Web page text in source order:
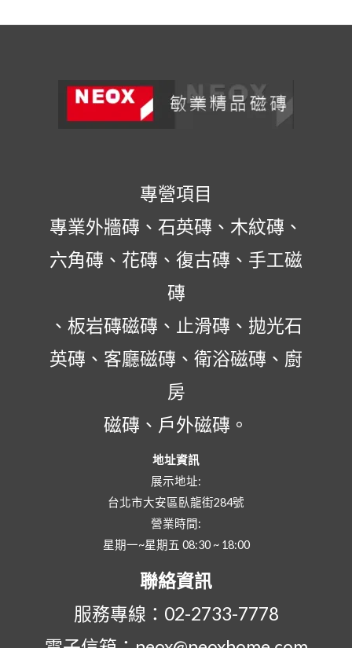
專營項目
專業外牆磚、石英磚、木紋磚、
六角磚、花磚、復古磚、手工磁
磚
、板岩磚磁磚、止滑磚、拋光石
英磚、客廳磁磚、衛浴磁磚、廚
房
磁磚、戶外磁磚。
地址資訊
展示地址:
台北市大安區臥龍街284號
營業時間:
星期一~星期五 08:30 ~ 18:00
聯絡資訊
服務專線：02-2733-7778